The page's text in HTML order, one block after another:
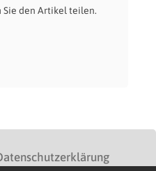
Sie den Artikel teilen.